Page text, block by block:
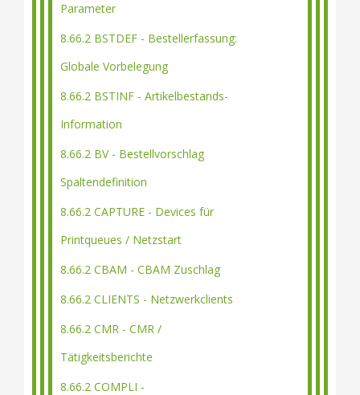
Parameter
8.66.2 BSTDEF - Bestellerfassung:
Globale Vorbelegung
8.66.2 BSTINF - Artikelbestands-
Information
8.66.2 BV - Bestellvorschlag
Spaltendefinition
8.66.2 CAPTURE - Devices für
Printqueues / Netzstart
8.66.2 CBAM - CBAM Zuschlag
8.66.2 CLIENTS - Netzwerkclients
8.66.2 CMR - CMR /
Tätigkeitsberichte
8.66.2 COMPLI -